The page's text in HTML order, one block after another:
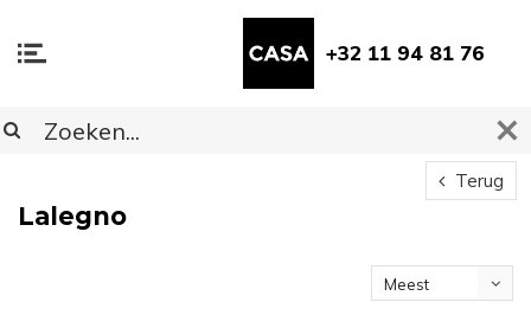
+32 11 94 81 76
Terug
Lalegno
Meest